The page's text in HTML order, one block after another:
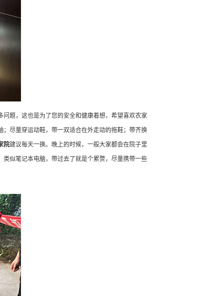
题，这也是为了您的安全和健康着想，希望喜欢农家
尽量穿运动鞋，带一双适合在外走动的拖鞋；带齐换
院建议每天一换。晚上的时候，一般大家都会在院子里
似笔记本电脑，带过去了就是个累赘，尽量携带一些